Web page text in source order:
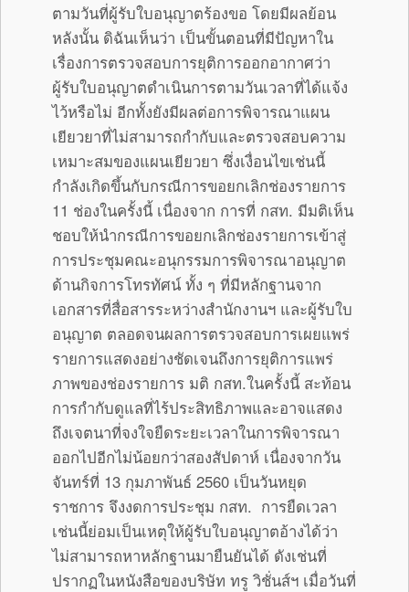
ตามวันที่ผู้รับใบอนุญาตร้องขอ โดยมีผลย้อน
หลังนั้น ดิฉันเห็นว่า เป็นขั้นตอนที่มีปัญหาใน
เรื่องการตรวจสอบการยุติการออกอากาศว่า
ผู้รับใบอนุญาตดำเนินการตามวันเวลาที่ได้แจ้ง
ไว้หรือไม่ อีกทั้งยังมีผลต่อการพิจารณาแผน
เยียวยาที่ไม่สามารถกำกับและตรวจสอบความ
เหมาะสมของแผนเยียวยา ซึ่งเงื่อนไขเช่นนี้
กำลังเกิดขึ้นกับกรณีการขอยกเลิกช่องรายการ
11 ช่องในครั้งนี้ เนื่องจาก การที่ กสท. มีมติเห็น
ชอบให้นำกรณีการขอยกเลิกช่องรายการเข้าสู่
การประชุมคณะอนุกรรมการพิจารณาอนุญาต
ด้านกิจการโทรทัศน์ ทั้ง ๆ ที่มีหลักฐานจาก
เอกสารที่สื่อสารระหว่างสำนักงานฯ และผู้รับใบ
อนุญาต ตลอดจนผลการตรวจสอบการเผยแพร่
รายการแสดงอย่างชัดเจนถึงการยุติการแพร่
ภาพของช่องรายการ มติ กสท.ในครั้งนี้ สะท้อน
การกำกับดูแลที่ไร้ประสิทธิภาพและอาจแสดง
ถึงเจตนาที่จงใจยืดระยะเวลาในการพิจารณา
ออกไปอีกไม่น้อยกว่าสองสัปดาห์ เนื่องจากวัน
จันทร์ที่ 13 กุมภาพันธ์ 2560 เป็นวันหยุด
ราชการ จึงงดการประชุม กสท. การยืดเวลา
เช่นนี้ย่อมเป็นเหตุให้ผู้รับใบอนุญาตอ้างได้ว่า
ไม่สามารถหาหลักฐานมายืนยันได้ ดังเช่นที่
ปรากฏในหนังสือของบริษัท ทรู วิชั่นส์ฯ เมื่อวันที่